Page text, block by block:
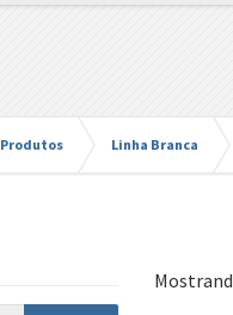
Produtos Linha Branca